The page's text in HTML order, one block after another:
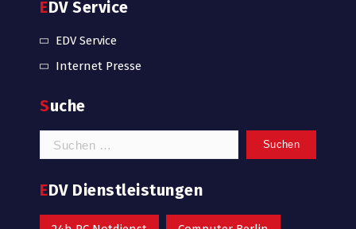
EDV Service
EDV Service
Internet Presse
Suche
Suchen
nach:
EDV Dienstleistungen